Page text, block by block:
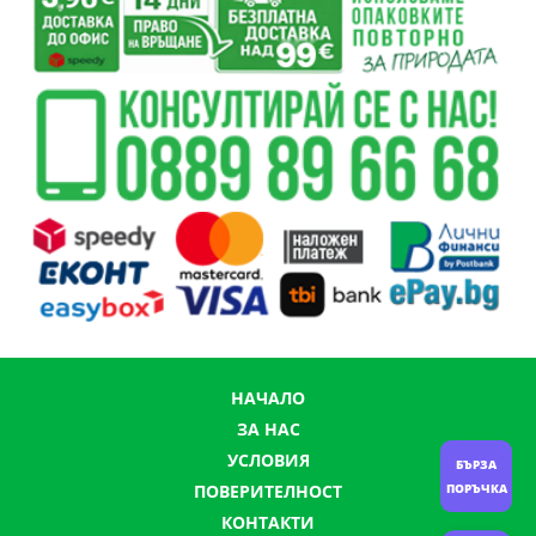
НАЧАЛО
ЗА НАС
УСЛОВИЯ
ПОВЕРИТЕЛНОСТ
КОНТАКТИ
БЪРЗА
ПОРЪЧКА